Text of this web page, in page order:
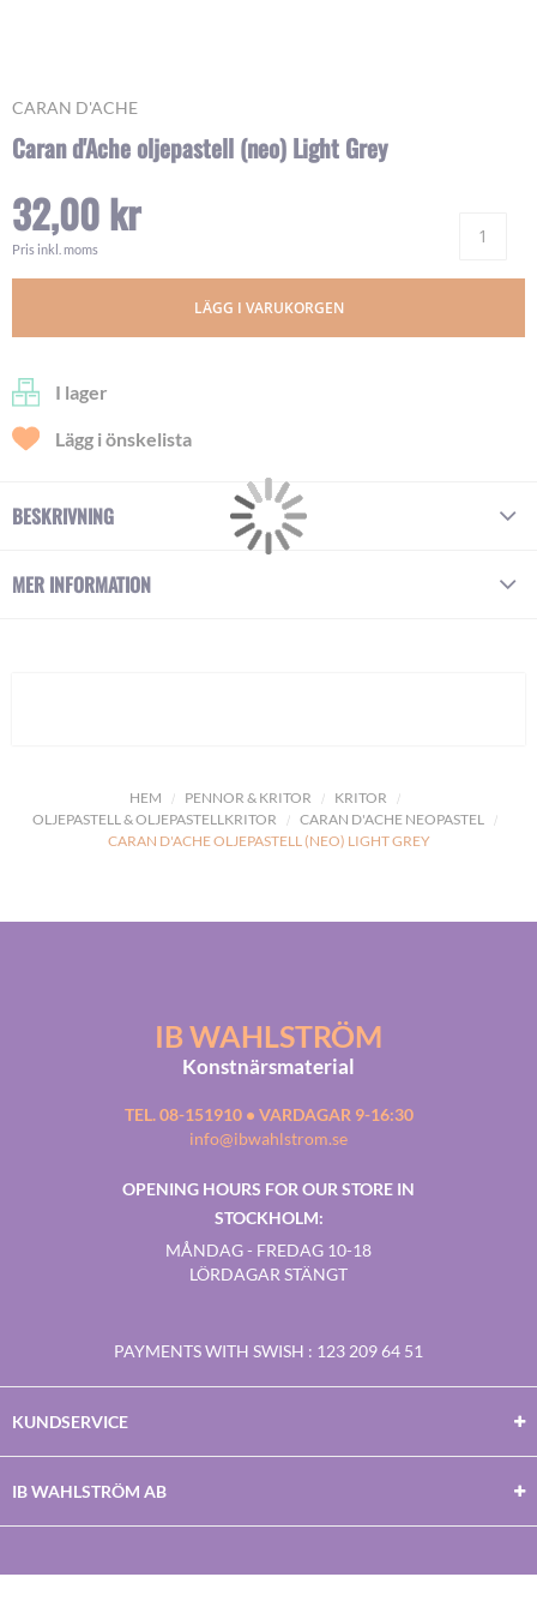
HEM PENNOR & KRITOR
KRITOR
OLJEPASTELL & OLJEPASTELLKRITOR
CARAN D'ACHE NEOPASTEL
CARAN D'ACHE OLJEPASTELL (NEO) LIGHT GREY
CARAN D'ACHE
Caran d'Ache oljepastell (neo) Light Grey
32,00 kr
Pris inkl. moms
LÄGG I VARUKORGEN
I lager
Lägg i önskelista
Skip
the
of
the
images
BESKRIVNING
MER INFORMATION
IB WAHLSTRÖM
Konstnärsmaterial
TEL. 08-151910 • VARDAGAR 9-16:30
info@ibwahlstrom.se
OPENING HOURS FOR OUR STORE IN
STOCKHOLM:
MÅNDAG - FREDAG 10-18
LÖRDAGAR STÄNGT
PAYMENTS WITH SWISH : 123 209 64 51
KUNDSERVICE
IB WAHLSTRÖM AB
Facebook
TwitterYoutubeInstagram